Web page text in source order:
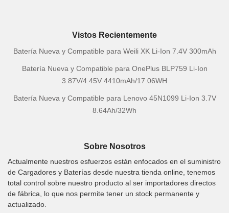
Vistos Recientemente
Batería Nueva y Compatible para Weili XK Li-Ion 7.4V 300mAh
Batería Nueva y Compatible para OnePlus BLP759 Li-Ion
3.87V/4.45V 4410mAh/17.06WH
Batería Nueva y Compatible para Lenovo 45N1099 Li-Ion 3.7V
8.64Ah/32Wh
Sobre Nosotros
Actualmente nuestros esfuerzos están enfocados en el suministro
de Cargadores y Baterías desde nuestra tienda online, tenemos
total control sobre nuestro producto al ser importadores directos
de fábrica, lo que nos permite tener un stock permanente y
actualizado.